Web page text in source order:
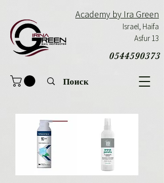
0544590373
Academy by Ira Green
Israel, Haifa
Asfur 13